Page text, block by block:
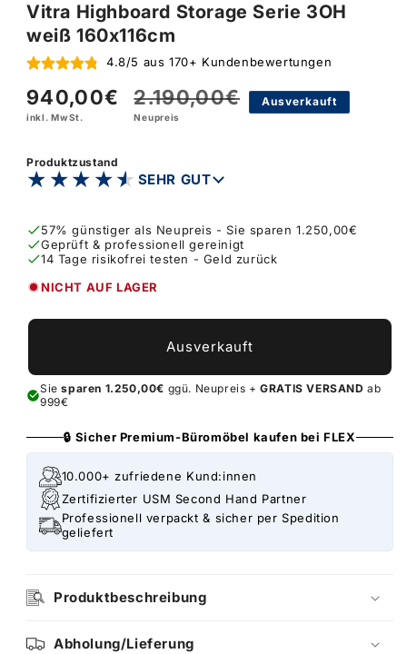
Vitra Highboard Storage Serie 3OH
weiß 160x116cm
4.8/5 aus 170+ Kundenbewertungen
Verkaufspreis
940,00€
inkl. MwSt.
Normaler
2.190,00€
Neupreis
Ausverkauft
Produktzustand
★★★★★
★★★★★ SEHR GUT
57% günstiger als Neupreis - Sie sparen 1.250,00€
Geprüft & professionell gereinigt
14 Tage risikofrei testen - Geld zurück
NICHT AUF LAGER
Ausverkauft
Sie sparen 1.250,00€ ggü. Neupreis +GRATIS VERSAND ab
999€
🔒 Sicher Premium-Büromöbel kaufen bei FLEX
10.000+ zufriedene Kund:innen
Zertifizierter USM Second Hand Partner
Professionell verpackt & sicher per Spedition
geliefert
Produktbeschreibung
Abholung/Lieferung